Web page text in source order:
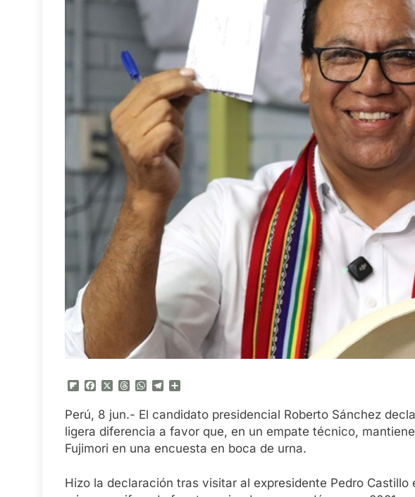
Flipboard
FacebookThreadsWhatsApp
Telegram
Perú, 8 jun.- El candidato presidencial Roberto Sánchez
ligera diferencia a favor que, en un empate técnico,
Fujimori en una encuesta en boca de urna.
Hizo la declaración tras visitar al expresidente Pedro